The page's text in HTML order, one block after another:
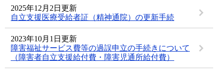
2025年12月2日更新
自立支援医療受給者証（精神通院）の更新手続
2023年10月1日更新
障害福祉サービス費等の過誤申立の手続きについて
（障害者自立支援給付費・障害児通所給付費）